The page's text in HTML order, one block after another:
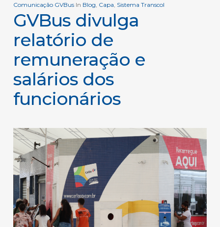
Comunicação GVBus In Blog Capa Sistema Transcol
GVBus divulga
relatório de
remuneração e
salários dos
funcionários